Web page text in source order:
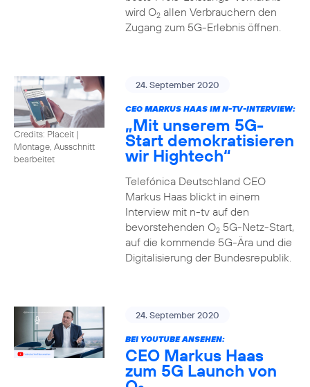
wird O2allen Verbrauchern den
Zugang zum 5G-Erlebnis öffnen.
Credits: Placeit |
Montage, Ausschnitt
bearbeitet
24. September 2020
CEO MARKUS HAAS IM N-TV-INTERVIEW:
„Mit unserem 5G-
Start demokratisieren
wir Hightech“
Telefónica Deutschland CEO
Markus Haas blickt in einem
Interview mit n-tv auf den
bevorstehenden O25G-Netz-Start,
auf die kommende 5G-Ära und die
Digitalisierung der Bundesrepublik.
24. September 2020
BEI YOUTUBE ANSEHEN:
CEO Markus Haas
zum 5G Launch von